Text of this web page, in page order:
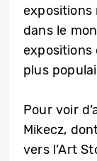
dans le
expositions
plus
Pour voir
Mikecz,
vers l’Art